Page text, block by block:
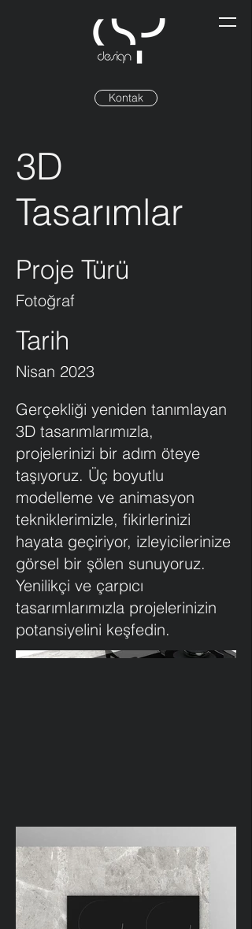
Kontak
3D
Tasarımlar
Proje Türü
Fotoğraf
Tarih
Nisan 2023
Gerçekliği yeniden tanımlayan
3D tasarımlarımızla,
projelerinizi bir adım öteye
taşıyoruz. Üç boyutlu
modelleme ve animasyon
tekniklerimizle, fikirlerinizi
hayata geçiriyor, izleyicilerinize
görsel bir şölen sunuyoruz.
Yenilikçi ve çarpıcı
tasarımlarımızla projelerinizin
potansiyelini keşfedin.